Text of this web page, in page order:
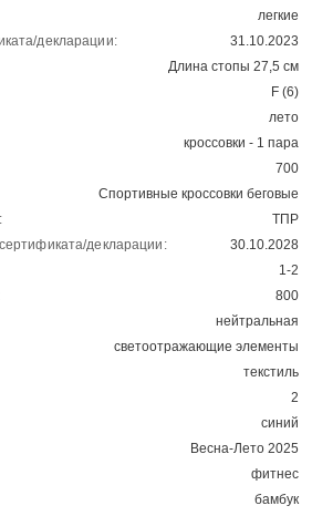
легкие
декларации:
31.10.2023
Длина стопы 27,5 см
F (6)
лето
кроссовки - 1 пара
700
Спортивные кроссовки беговые
ТПР
декларации:
30.10.2028
1-2
800
нейтральная
светоотражающие элементы
текстиль
2
синий
Весна-Лето 2025
фитнес
бамбук